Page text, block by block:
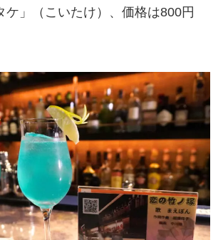
ケ」（こいたけ）、価格は800円